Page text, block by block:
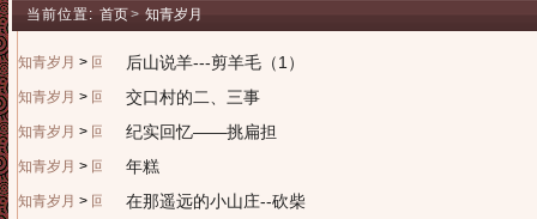
当前位置: 首页> 知青岁月
知青岁月 > 回忆往昔后山说羊---剪羊毛（1）
知青岁月 > 回忆往昔交口村的二、三事
知青岁月 > 回忆往昔纪实回忆——挑扁担
知青岁月 > 回忆往昔
年糕
知青岁月 > 回忆往昔在那遥远的小山庄--砍柴